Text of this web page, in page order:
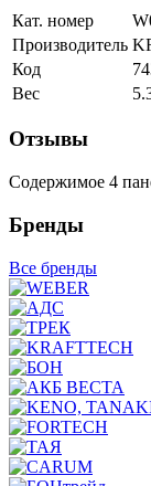
Кат. номер
Производитель
Код
Вес
Отзывы
Содержимое 4
Бренды
Все бренды